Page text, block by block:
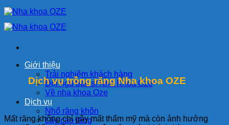
Bỏ
qua
nội
Giới thiệu
Trải nghiệm khách hàng
Đội ngũ bác sĩ Nha Khoa Oze
Về nha khoa Oze
Dịch vụ
Nhổ răng khôn
Lấy cao răng
Dịch vụ trồng răng Nha khoa OZE
Mất răng không chỉ gây mất thẩm mỹ mà còn ảnh hưởng